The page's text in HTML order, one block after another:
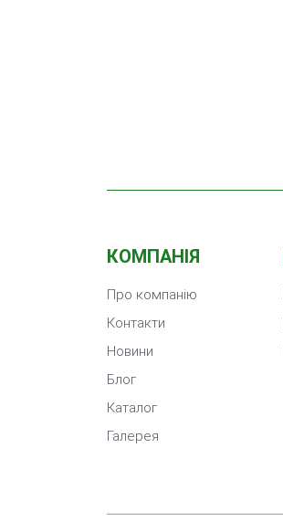
КОМПАНІЯ
Про компанію
Контакти
Новини
Блог
Каталог
Галерея